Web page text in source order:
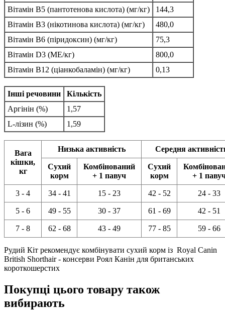
Вітамін B5 (пантотенова кислота) (мг/кг)
144,3
Вітамін B3 (нікотинова кислота) (мг/кг)
480,0
Вітамін B6 (піридоксин) (мг/кг)
75,3
Вітамін D3 (МЕ/кг)
800,0
Вітамін B12 (ціанкобаламін) (мг/кг)
0,13
Інші речовини
Кількість
Аргінін (%)
1,57
L-лізин (%)
1,59
Вага
кішки,
кг
Низька активність Середня
Сухий
корм
Комбінований
+ 1 павуч
Сухий
корм
+ 1
3 - 4 34 - 41 15 - 23 42 - 52 24 - 33
5 - 6 49 - 55 30 - 37 61 - 69 42 - 51
7 - 8 62 - 68 43 - 49 77 - 85 59 - 66
Рудий Кіт рекомендує комбінувати сухий корм із Royal Canin
British Shorthair - консерви Роял Канін для британських
короткошерстих
Покупці цього товару також
вибирають